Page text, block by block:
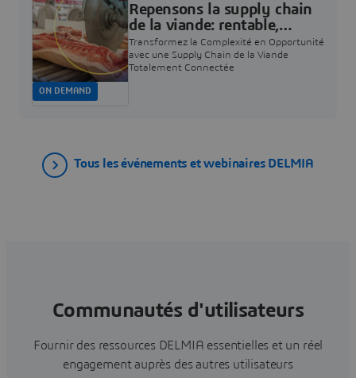
Repensons la supply chain
de la viande: rentable,
résiliente, équilibrée |
Dassault Systèmes
Transformez la Complexité en Opportunité
avec une Supply Chain de la Viande
Totalement Connectée
ON DEMAND
Tous les événements et webinaires DELMIA
Communautés d'utilisateurs
Fournir des ressources DELMIA essentielles et un réel
engagement auprès des autres utilisateurs